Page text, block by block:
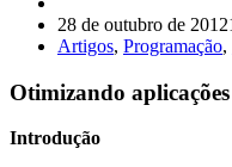
28 de outubro de 2012
Artigos, Programação,
Otimizando
Introdução